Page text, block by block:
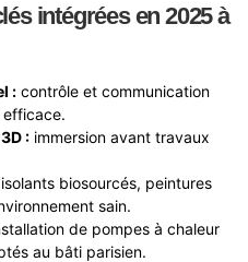
intégrées en 2025 à
: contrôle et communication
: immersion avant travaux
isolants biosourcés, peintures
sain.
de pompes à chaleur
au bâti parisien.